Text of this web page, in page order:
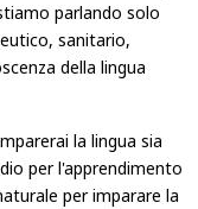
parlando solo
sanitario,
della lingua
la lingua sia
per l'apprendimento
per imparare la